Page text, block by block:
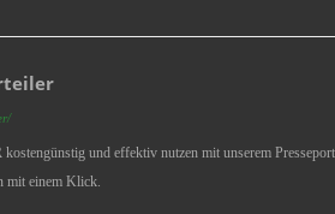
und effektiv nutzen mit unserem
mit einem Klick.